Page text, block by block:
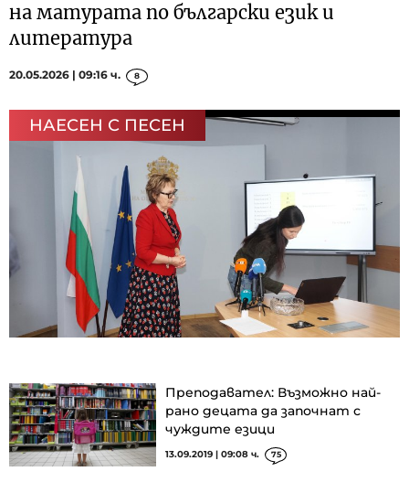
на матурата по български език и
литература
20.05.2026 | 09:16 ч. 8
НАЕСЕН С ПЕСЕН
Преподавател: Възможно най-
рано децата да започнат с
чуждите езици
13.09.2019 | 09:08 ч. 75